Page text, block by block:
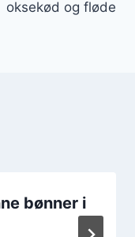
oksekød og fløde
bønner i